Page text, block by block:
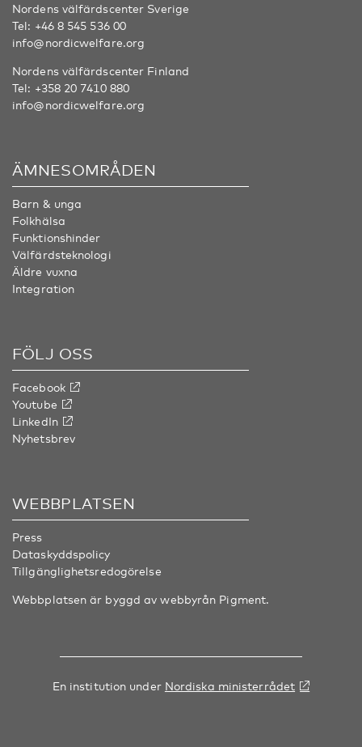
Nordens välfärdscenter Sverige
Tel: +46 8 545 536 00
info@nordicwelfare.org
Nordens välfärdscenter Finland
Tel: +358 20 7410 880
info@nordicwelfare.org
ÄMNESOMRÅDEN
Barn & unga
Folkhälsa
Funktionshinder
Välfärdsteknologi
Äldre vuxna
Integration
FÖLJ OSS
Facebook
Youtube
LinkedIn
Nyhetsbrev
WEBBPLATSEN
Press
Dataskyddspolicy
Tillgänglighetsredogörelse
Webbplatsen är byggd av webbyrån Pigment.
En institution under Nordiska ministerrådet